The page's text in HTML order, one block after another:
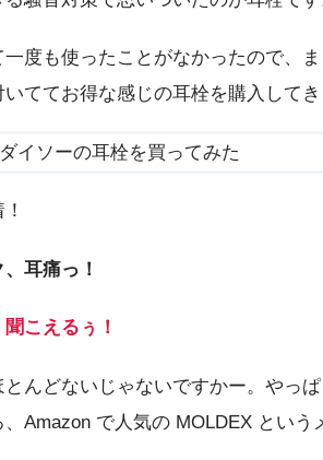
度も使ったことがなかったので、
ててお得な感じの耳栓を購入してき
耳痛っ！
こえるぅ！
とんどないじゃないですかー。やっ
Amazon で人気の MOLDEX という